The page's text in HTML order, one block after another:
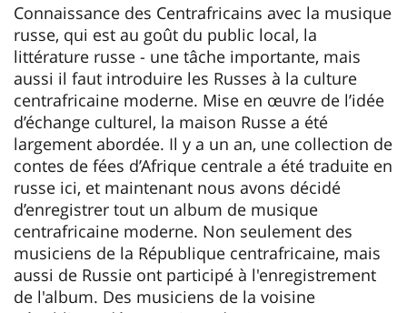
Connaissance des Centrafricains avec la musique
russe, qui est au goût du public local, la
littérature russe - une tâche importante, mais
aussi il faut introduire les Russes à la culture
centrafricaine moderne. Mise en œuvre de l’idée
d’échange culturel, la maison Russe a été
largement abordée. Il y a un an, une collection de
contes de fées d’Afrique centrale a été traduite en
russe ici, et maintenant nous avons décidé
d’enregistrer tout un album de musique
centrafricaine moderne. Non seulement des
musiciens de la République centrafricaine, mais
aussi de Russie ont participé à l'enregistrement
de l'album. Des musiciens de la voisine